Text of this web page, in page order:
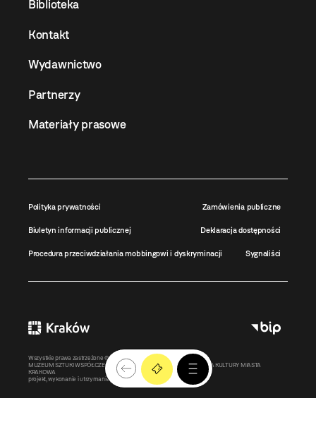
Biblioteka
Kontakt
Wydawnictwo
Partnerzy
Materiały prasowe
Polityka prywatności Zamówienia publiczne
Biuletyn informacji publicznej Deklaracja dostępności
Procedura przeciwdziałania mobbingowi i dyskryminacji Sygnaliści
Wszystkie prawa zastrzeżone ©MOCAK
2011-2026
MUZEUM SZTUKI WSPÓŁCZESNEJ W KRAKOWIE MOCAK – INSTYTUCJA KULTURY MIASTA
KRAKOWA
projekt, wykonanie i utrzymanie:
Bonjour.pl